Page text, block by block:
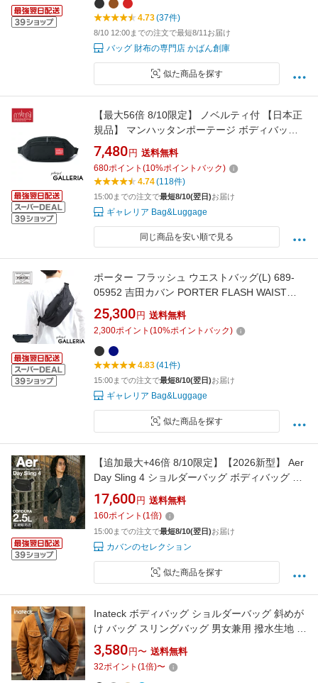
4.73(37件)
8/10 12:00までの注文で最短8/11お届け
バッグ 財布の専門店 かばん創庫
似た商品を探す
【最大56倍 8/10限定】 ノベルティ付 【日本正
規品】 マンハッタンポーテージ ボディバッグ
メンズ レディース 軽い Manhattan Portage ウ
エストバッグ ウエストポーチ ブランド かっこ
いい フェス アウトドア MP1101
7,480 円 送料無料
680ポイント (10%ポイントバック)
4.74(118件)
15:00までの注文で最短8/10(翌日)お届け
ギャレリア Bag&Luggage
同じ商品を安い順で見る
ポーター フラッシュ ウエストバッグ(L) 689-
05952 吉田カバン PORTER FLASH WAIST
BAG(L) ボディバッグ メンズ ブランド 撥水 レ
ディース きれいめ かっこいい 軽い 散歩 斜めが
け おしゃれ ファスナー付き 大人 日本製
25,300 円 送料無料
2,300ポイント (10%ポイントバック)
4.83(41件)
15:00までの注文で最短8/10(翌日)お届け
ギャレリア Bag&Luggage
似た商品を探す
【追加最大+46倍 8/10限定】【2026新型】 Aer
Day Sling 4 ショルダーバッグ ボディバッグ ス
リングバッグ メンズ レディース ブランド 斜め
がけバッグ 軽量 小さめ エアー トラベルコレク
ション Tavel Collection AER-21072 cpn20o
17,600 円 送料無料
160ポイント (1倍)
15:00までの注文で最短8/10(翌日)お届け
カバンのセレクション
似た商品を探す
Inateck ボディバッグ ショルダーバッグ 斜めが
け バッグ スリングバッグ 男女兼用 撥水生地 旅
行 通勤 自転車 スポーツ メンズ レディース チ
ェストバッグ 大容量 スタイリッシュ 大きめ か
っこいい フェス
3,580 円〜 送料無料
32ポイント (1倍)〜